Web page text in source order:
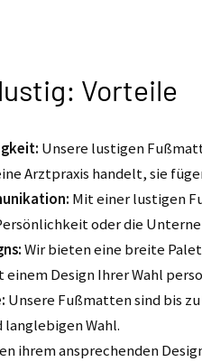
Vorteile
Unsere lustigen
Arztpraxis handelt, sie
Mit einer lustigen
oder die
Wir bieten eine breite
Design Ihrer Wahl
Unsere Fußmatten sind bis
Wahl.
ihrem ansprechenden